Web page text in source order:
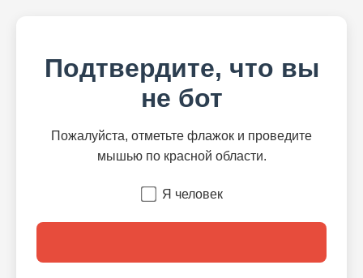
Подтвердите, что вы
не бот
Пожалуйста, отметьте флажок и проведите
мышью по красной области.
Я человек